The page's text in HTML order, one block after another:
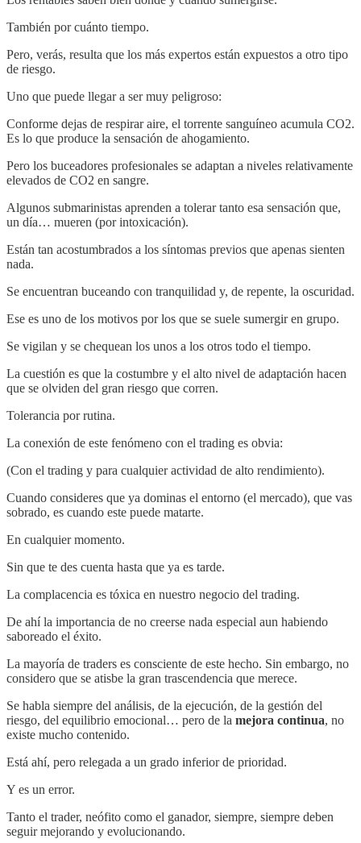
También por cuánto tiempo.
Pero, verás, resulta que los más expertos están expuestos a otro tipo
de riesgo.
Uno que puede llegar a ser muy peligroso:
Conforme dejas de respirar aire, el torrente sanguíneo acumula CO2.
Es lo que produce la sensación de ahogamiento.
Pero los buceadores profesionales se adaptan a niveles relativamente
elevados de CO2 en sangre.
Algunos submarinistas aprenden a tolerar tanto esa sensación que,
un día… mueren (por intoxicación).
Están tan acostumbrados a los síntomas previos que apenas sienten
nada.
Se encuentran buceando con tranquilidad y, de repente, la oscuridad.
Ese es uno de los motivos por los que se suele sumergir en grupo.
Se vigilan y se chequean los unos a los otros todo el tiempo.
La cuestión es que la costumbre y el alto nivel de adaptación hacen
que se olviden del gran riesgo que corren.
Tolerancia por rutina.
La conexión de este fenómeno con el trading es obvia:
(Con el trading y para cualquier actividad de alto rendimiento).
Cuando consideres que ya dominas el entorno (el mercado), que vas
sobrado, es cuando este puede matarte.
En cualquier momento.
Sin que te des cuenta hasta que ya es tarde.
La complacencia es tóxica en nuestro negocio del trading.
De ahí la importancia de no creerse nada especial aun habiendo
saboreado el éxito.
La mayoría de traders es consciente de este hecho. Sin embargo, no
considero que se atisbe la gran trascendencia que merece.
Se habla siempre del análisis, de la ejecución, de la gestión del
riesgo, del equilibrio emocional… pero de la mejora continua, no
existe mucho contenido.
Está ahí, pero relegada a un grado inferior de prioridad.
Y es un error.
Tanto el trader, neófito como el ganador, siempre, siempre deben
seguir mejorando y evolucionando.